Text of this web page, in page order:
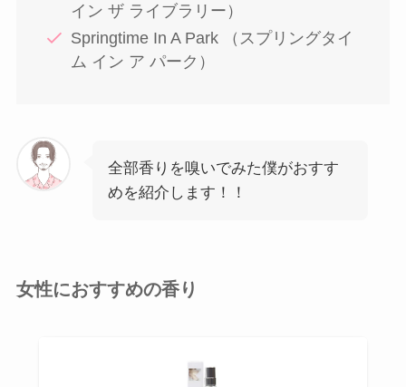
イン ザ ライブラリー）
Springtime In A Park （スプリングタイ
ム イン ア パーク）
全部香りを嗅いでみた僕がおすす
めを紹介します！！
女性におすすめの香り